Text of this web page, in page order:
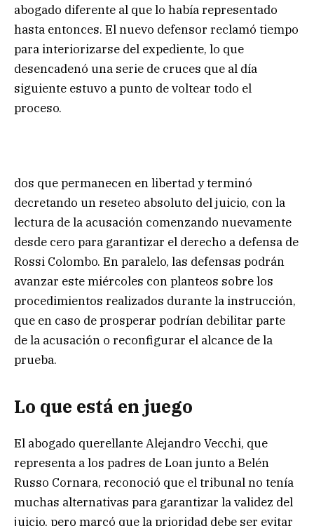
abogado diferente al que lo había representado
hasta entonces. El nuevo defensor reclamó tiempo
para interiorizarse del expediente, lo que
desencadenó una serie de cruces que al día
siguiente estuvo a punto de voltear todo el
proceso.
dos que permanecen en libertad y terminó
decretando un reseteo absoluto del juicio, con la
lectura de la acusación comenzando nuevamente
desde cero para garantizar el derecho a defensa de
Rossi Colombo. En paralelo, las defensas podrán
avanzar este miércoles con planteos sobre los
procedimientos realizados durante la instrucción,
que en caso de prosperar podrían debilitar parte
de la acusación o reconfigurar el alcance de la
prueba.
Lo que está en juego
El abogado querellante Alejandro Vecchi, que
representa a los padres de Loan junto a Belén
Russo Cornara, reconoció que el tribunal no tenía
muchas alternativas para garantizar la validez del
juicio, pero marcó que la prioridad debe ser evitar